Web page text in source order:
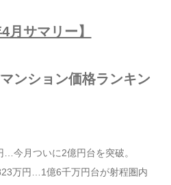
月サマリー】
ンション価格ランキン
今月ついに2億円台を突破。
万円…1億6千万円台が射程圏内